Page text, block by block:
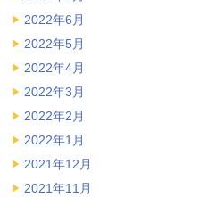
2022年6月
2022年5月
2022年4月
2022年3月
2022年2月
2022年1月
2021年12月
2021年11月